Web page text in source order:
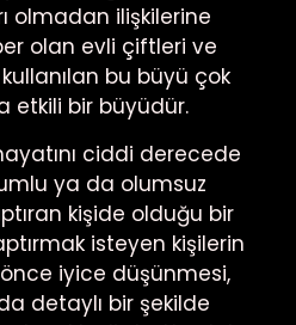
olmadan ilişkilerine
olan evli çiftleri ve
bu büyü çok
etkili bir büyüdür.
ciddi derecede
ya da olumsuz
kişide olduğu bir
isteyen kişilerin
iyice düşünmesi,
detaylı bir şekilde